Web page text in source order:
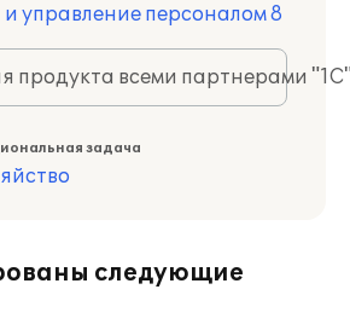
управление персоналом 8
продукта всеми партнерами
задача
следующие